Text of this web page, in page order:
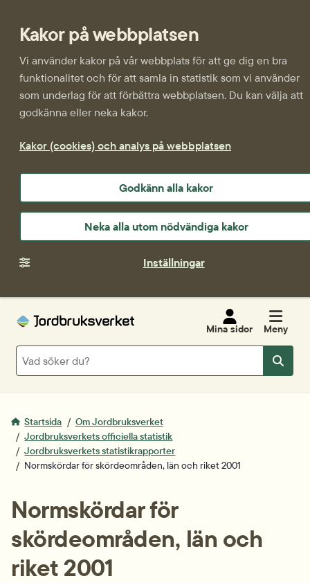
Kakor på webbplatsen
Vi använder kakor på vår webbplats för att ge dig en bra
funktionalitet och för att samla in statistik som vi använder
som underlag för att förbättra webbplatsen. Du kan välja att
godkänna eller neka kakor.
Kakor (cookies) och analys på webbplatsen
Godkänn alla kakor
Neka alla utom nödvändiga kakor
Inställningar
Mina sidor Meny
Sök
Sök
Startsida
Om Jordbruksverket
Jordbruksverkets officiella statistik
Jordbruksverkets statistikrapporter
Normskördar för skördeområden, län och riket 2001
Normskördar för
skördeområden, län och
riket 2001